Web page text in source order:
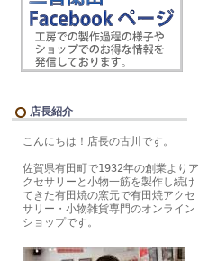
店長紹介
こんにちは！店長の古川です。
佐賀県有田町で1932年の創業よりア
クセサリーと小物一筋を製作し続け
てきた有田焼の窯元で有田焼アクセ
サリー・小物雑貨専門のオンライン
ショップです。